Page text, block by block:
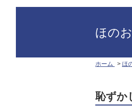
ほの
ホーム ほ
恥ずか